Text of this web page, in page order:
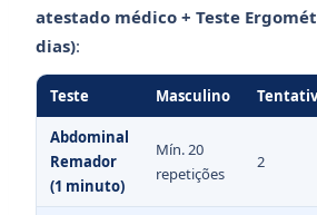
atestado médico + Teste
dias):
Teste Masculino
Abdominal
Remador
(1 minuto)
Mín. 20
repetições
2